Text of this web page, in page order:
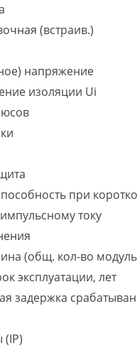
(встраив.)
напряжение
изоляции Ui
при
току
(общ. кол-во
эксплуатации, лет
задержка
(IP)